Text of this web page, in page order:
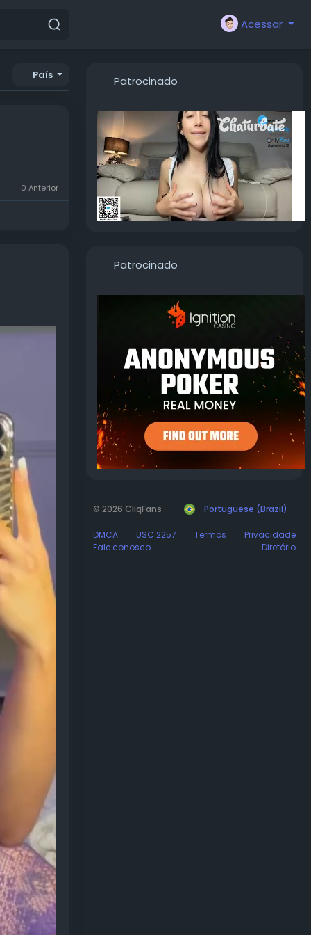
Acessar
País
fullscreen
0 Anterior
Patrocinado
Patrocinado
© 2026 CliqFans Portuguese (Brazil)
DMCA USC 2257 Termos
Privacidade
Fale conosco
Diretório